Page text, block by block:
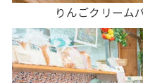
りんごクリーム